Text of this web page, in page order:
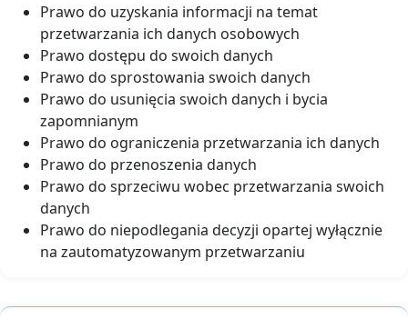
Prawo do uzyskania informacji na temat
przetwarzania ich danych osobowych
Prawo dostępu do swoich danych
Prawo do sprostowania swoich danych
Prawo do usunięcia swoich danych i bycia
zapomnianym
Prawo do ograniczenia przetwarzania ich danych
Prawo do przenoszenia danych
Prawo do sprzeciwu wobec przetwarzania swoich
danych
Prawo do niepodlegania decyzji opartej wyłącznie
na zautomatyzowanym przetwarzaniu